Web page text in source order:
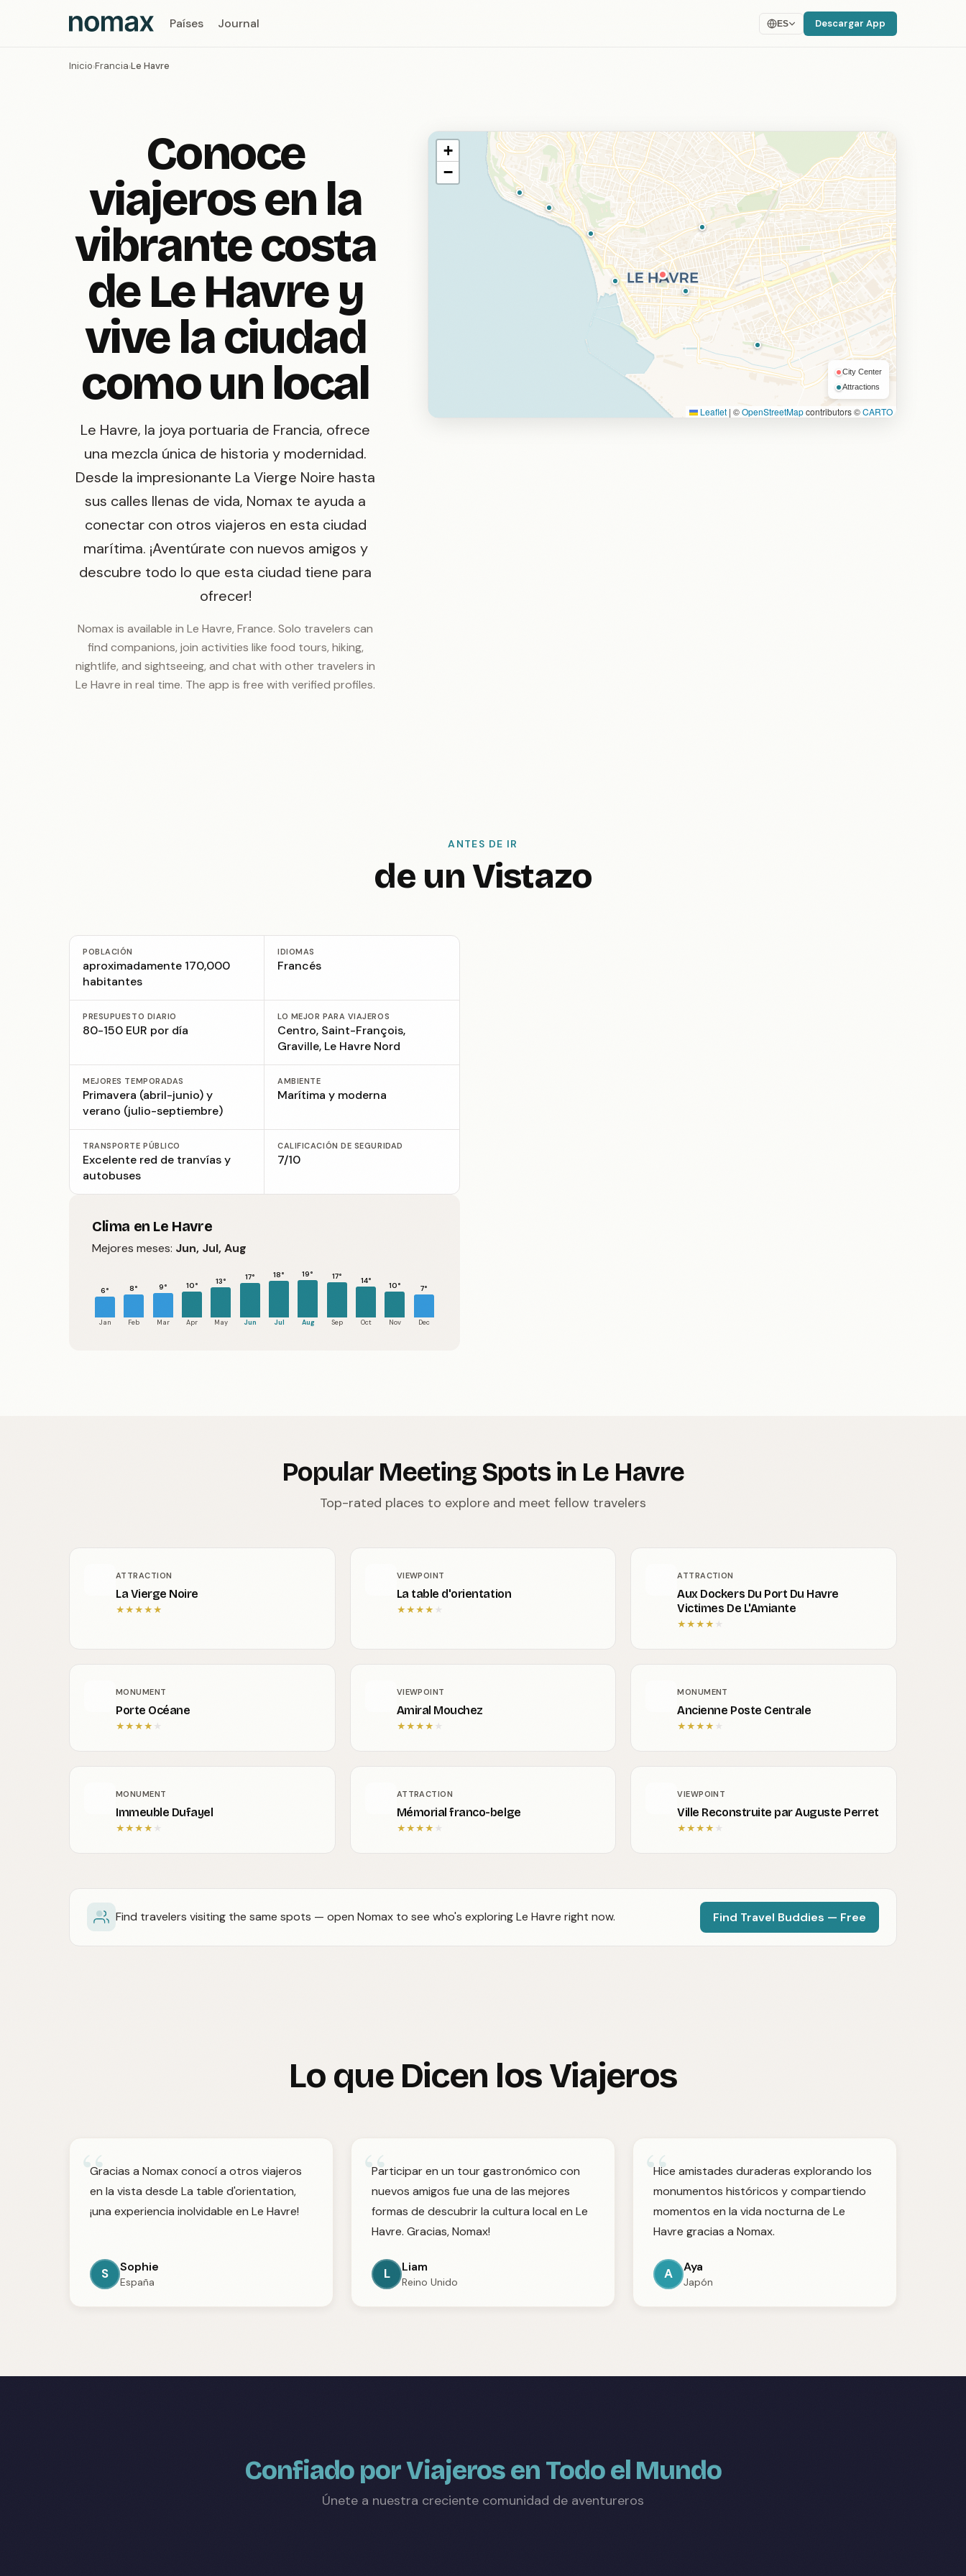
Países Journal ES Descargar App
Inicio›Francia›Le Havre
Conoce
viajeros en la
vibrante costa
de Le Havre y
vive la ciudad
como un local
Le Havre, la joya portuaria de Francia, ofrece
una mezcla única de historia y modernidad.
Desde la impresionante La Vierge Noire hasta
sus calles llenas de vida, Nomax te ayuda a
conectar con otros viajeros en esta ciudad
marítima. ¡Aventúrate con nuevos amigos y
descubre todo lo que esta ciudad tiene para
ofrecer!
Nomax is available in Le Havre, France. Solo travelers can
find companions, join activities like food tours, hiking,
nightlife, and sightseeing, and chat with other travelers in
Le Havre in real time. The app is free with verified profiles.
+
−
City Center
Attractions
Leaflet | ©OpenStreetMapcontributors ©CARTO
ANTES DE IR
de un Vistazo
POBLACIÓN
aproximadamente 170,000
habitantes
IDIOMAS
Francés
PRESUPUESTO DIARIO
80-150 EUR por día
LO MEJOR PARA VIAJEROS
Centro, Saint-François,
Graville, Le Havre Nord
MEJORES TEMPORADAS
Primavera (abril-junio) y
verano (julio-septiembre)
AMBIENTE
Marítima y moderna
TRANSPORTE PÚBLICO
Excelente red de tranvías y
autobuses
CALIFICACIÓN DE SEGURIDAD
7/10
Clima en Le Havre
Mejores meses: Jun, Jul, Aug
6°
Jan
8°
Feb
9°
Mar
10°
Apr
13°
May
17°
Jun
18°
Jul
19°
Aug
17°
Sep
14°
Oct
10°
Nov
7°
Dec
Popular Meeting Spots in Le Havre
Top-rated places to explore and meet fellow travelers
ATTRACTION
La Vierge Noire
★★★★★
VIEWPOINT
La table d'orientation
★★★★ ★
ATTRACTION
Aux Dockers Du Port Du Havre
Victimes De L'Amiante
★★★★ ★
MONUMENT
Porte Océane
★★★★ ★
VIEWPOINT
Amiral Mouchez
★★★★ ★
MONUMENT
Ancienne Poste Centrale
★★★★ ★
MONUMENT
Immeuble Dufayel
★★★★ ★
ATTRACTION
Mémorial franco-belge
★★★★ ★
VIEWPOINT
Ville Reconstruite par Auguste Perret
★★★★ ★
Find travelers visiting the same spots — open Nomax to see who's exploring Le Havre right now. Find Travel Buddies — Free
Lo que Dicen los Viajeros
“
Gracias a Nomax conocí a otros viajeros
en la vista desde La table d'orientation,
¡una experiencia inolvidable en Le Havre!
S Sophie
España
“
Participar en un tour gastronómico con
nuevos amigos fue una de las mejores
formas de descubrir la cultura local en Le
Havre. Gracias, Nomax!
L Liam
Reino Unido
“
Hice amistades duraderas explorando los
monumentos históricos y compartiendo
momentos en la vida nocturna de Le
Havre gracias a Nomax.
A Aya
Japón
Confiado por Viajeros en Todo el Mundo
Únete a nuestra creciente comunidad de aventureros